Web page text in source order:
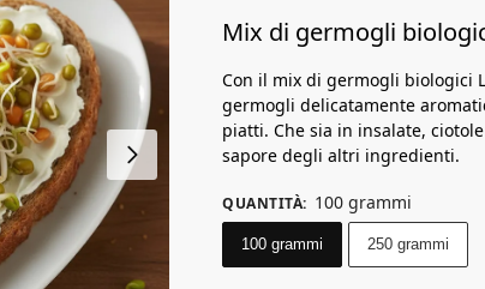
Mix di germogli
Con il mix di germogli biologici
germogli delicatamente
piatti. Che sia in insalate,
sapore degli altri ingredienti.
QUANTITÀ: 100 grammi
100 grammi 250 grammi